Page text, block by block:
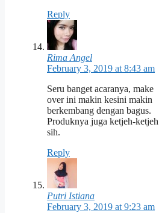
Reply
Rima Angel
February 3, 2019 at 8:43 am
Seru banget acaranya, make
over ini makin kesini makin
berkembang dengan bagus.
Produknya juga ketjeh-ketjeh
sih.
Reply
Putri Istiana
February 3, 2019 at 9:23 am